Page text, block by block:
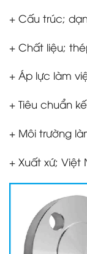
+ Cấu trúc;
+ Chất liệu;
+ Áp lực làm
+ Tiêu chuẩn
+ Môi trường
+ Xuất xứ; Việt